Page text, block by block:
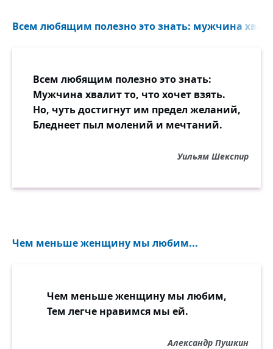
Всем любящим полезно это знать: мужчина
Всем любящим полезно это знать:
Мужчина хвалит то, что хочет взять.
Но, чуть достигнут им предел желаний,
Бледнеет пыл молений и мечтаний.
Уильям Шекспир
Чем меньше женщину мы любим...
Чем меньше женщину мы любим,
Тем легче нравимся мы ей.
Александр Пушкин